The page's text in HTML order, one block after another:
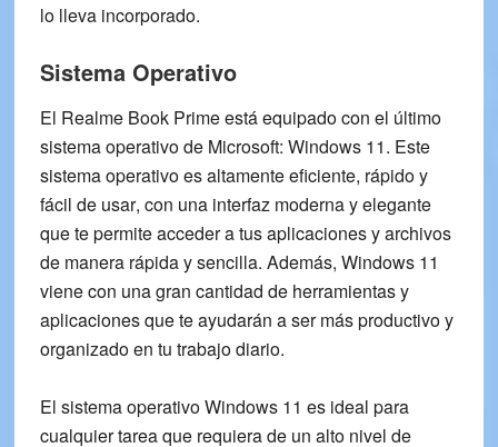
lo lleva incorporado.
Sistema Operativo
El Realme Book Primeestá equipado con el último
sistema operativo de Microsoft: Windows 11. Este
sistema operativo es altamente eficiente, rápido y
fácil de usar, con una interfaz modernay elegante
que te permite acceder a tus aplicaciones y archivos
de manera rápida y sencilla. Además, Windows 11
viene con una gran cantidad de herramientas y
aplicaciones que te ayudarán a ser más productivo y
organizado en tu trabajo diario.
El sistema operativo Windows 11 es ideal para
cualquier tarea que requiera de un alto nivel de